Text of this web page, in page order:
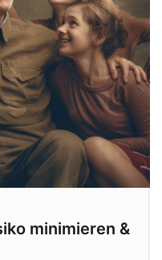
minimieren &